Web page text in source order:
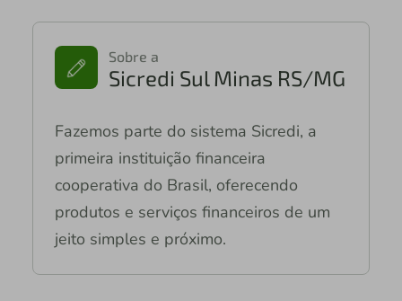
Sobre a
Sicredi Sul Minas RS/MG
Fazemos parte do sistema Sicredi, a
primeira instituição financeira
cooperativa do Brasil, oferecendo
produtos e serviços financeiros de um
jeito simples e próximo.